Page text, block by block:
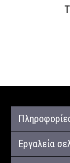
Εργαλεία